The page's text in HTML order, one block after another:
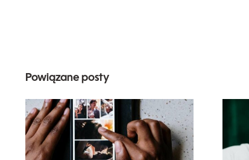
Powiązane posty
Najlepsze aplikacje